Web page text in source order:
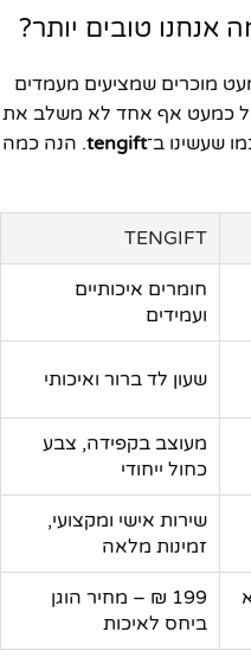
אנחנו טובים יותר?
מוכרים שמציעים מעמדים
כמעט אף אחד לא משלב את
שעשינו ב־tengift. הנה כמה
TENGIFT
חומרים איכותיים
ועמידים
שעון לד ברור ואיכותי
מעוצב בקפידה, צבע
כחול ייחודי
שירות אישי ומקצועי,
זמינות מלאה
199 ₪ – מחיר הוגן
ביחס לאיכות